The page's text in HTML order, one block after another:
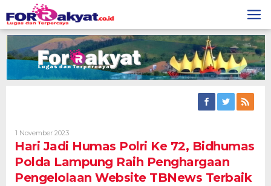
to
content
1 November 2023Oleh
R
R
Hari Jadi Humas Polri Ke 72, Bidhumas
Polda Lampung Raih Penghargaan
Pengelolaan Website TBNews Terbaik